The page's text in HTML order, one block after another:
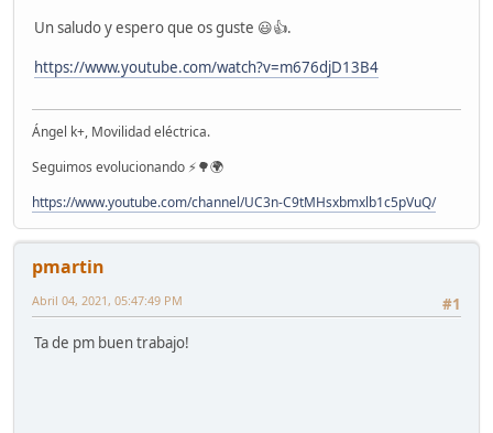
Un saludo y espero que os guste 😃👍.
https://www.youtube.com/watch?v=m676djD13B4
Ángel k+, Movilidad eléctrica.
Seguimos evolucionando ⚡🌳🌍
https://www.youtube.com/channel/UC3n-C9tMHsxbmxlb1c5pVuQ/
pmartin
#1
Abril 04, 2021, 05:47:49 PM
Ta de pm buen trabajo!